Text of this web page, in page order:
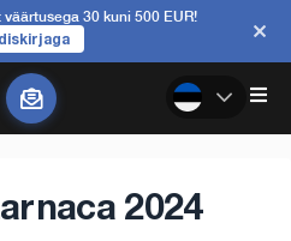
30 kuni 500 EUR!
2024